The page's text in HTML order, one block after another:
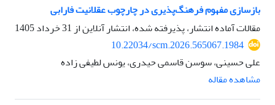
بازسازی مفهوم فرهنگ‌پذیری در چارچوب عقلانیت فارابی
مقالات آماده انتشار، پذیرفته شده، انتشار آنلاین از31 خرداد 1405
10.22034/scm.2026.565067.1984
علی حسینی، سوسن قاسمی حیدری، یونس لطیفی زاده
مشاهده مقاله